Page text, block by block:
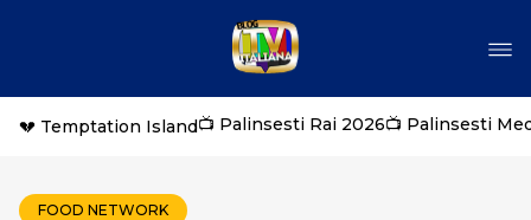
💔 Temptation Island📺 Palinsesti Rai 2026📺 Palinsesti
FOOD NETWORK